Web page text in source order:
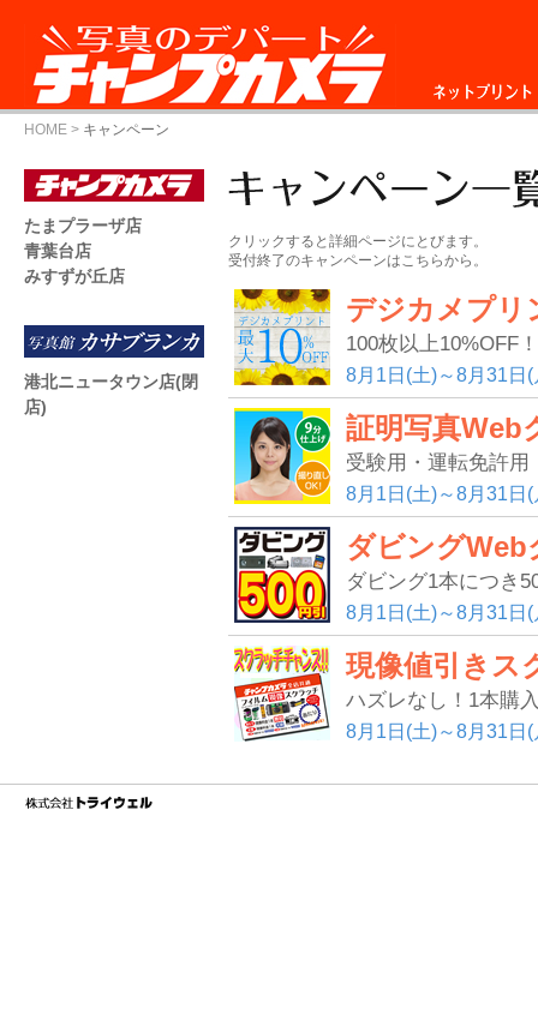
ネットプリント
HOME > キャンペーン
クリックすると詳細ページにとびます。
受付終了のキャンペーンはこちらから。
デジカメプリ
100枚以上10%OFF
8月1日(土)～8月31日(
証明写真Web
受験用・運転免許用
8月1日(土)～8月31日(
ダビングWeb
ダビング1本につき
8月1日(土)～8月31日(
現像値引きス
ハズレなし！1本購
8月1日(土)～8月31日(
たまプラーザ店
青葉台店
みすずが丘店
港北ニュータウン店(閉
店)